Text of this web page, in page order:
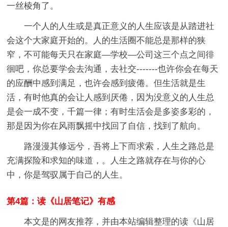
一丝棱角了。
一个人的人生或是真正意义的人生应该是从踏进社
会这个大家庭开始的。人的生活圈不能总是那样的狭
窄，不可能每天只在家庭—学校—公司这三个点之间徘
徊吧，你总要学会去沟通，去社交-------也许你会在每天
的应酬中感到满足，也许会感到疲倦。但生活就是生
活，有时他真的会让人感到厌倦，因为没意义的人生总
是会一成不变，千篇一律；有时生活会是多姿多彩的，
那是因为你在风雨飘摇中找回了自信，找到了航向。
路漫漫其修远兮，吾将上下而求索，人生之路总是
充满探险和求知的味道，。人生之路就存在与你的心
中，你是驾驭属于自己的人生。
第4篇：读《山居笔记》有感
本文是的网友推荐，并由本站编辑整理的读《山居